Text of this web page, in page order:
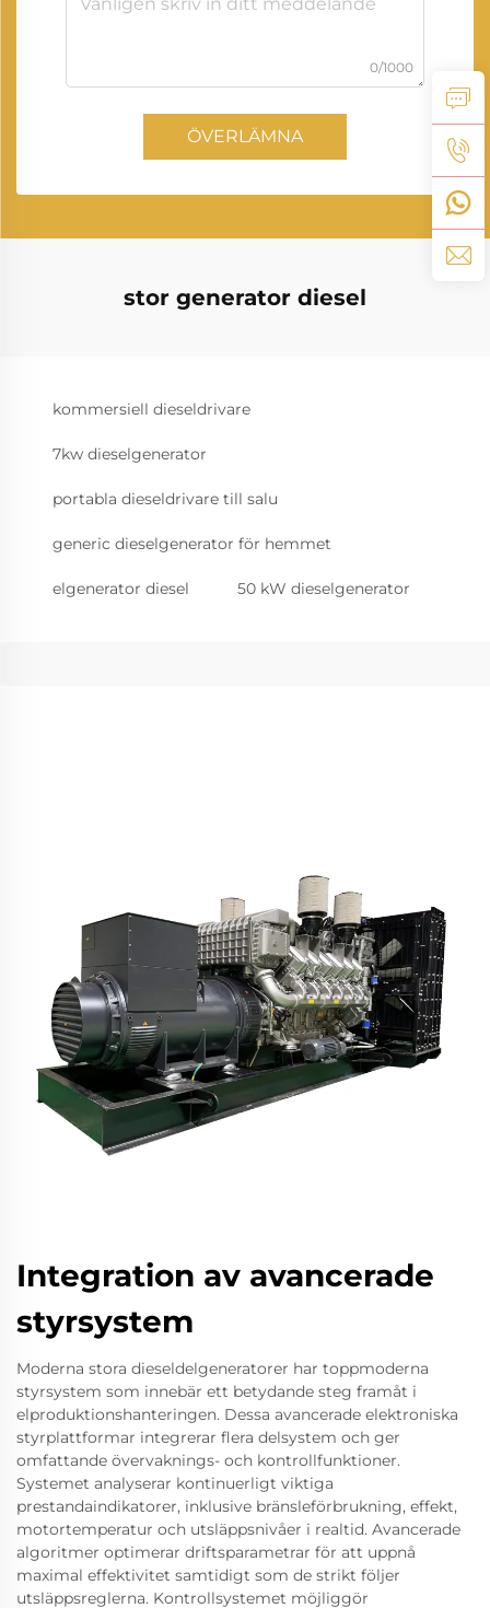
0/1000
ÖVERLÄMNA
stor generator diesel
kommersiell dieseldrivare
7kw dieselgenerator
portabla dieseldrivare till salu
generic dieselgenerator för hemmet
elgenerator diesel 50 kW dieselgenerator
Integration av avancerade
styrsystem
Moderna stora dieseldelgeneratorer har toppmoderna
styrsystem som innebär ett betydande steg framåt i
elproduktionshanteringen. Dessa avancerade elektroniska
styrplattformar integrerar flera delsystem och ger
omfattande övervaknings- och kontrollfunktioner.
Systemet analyserar kontinuerligt viktiga
prestandaindikatorer, inklusive bränsleförbrukning, effekt,
motortemperatur och utsläppsnivåer i realtid. Avancerade
algoritmer optimerar driftsparametrar för att uppnå
maximal effektivitet samtidigt som de strikt följer
utsläppsreglerna. Kontrollsystemet möjliggör